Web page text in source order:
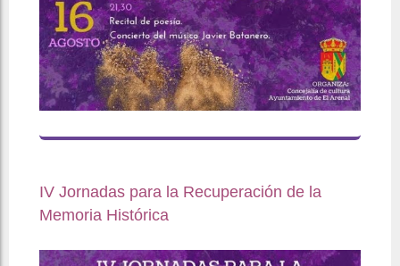
IV Jornadas para la Recuperación de la
Memoria Histórica